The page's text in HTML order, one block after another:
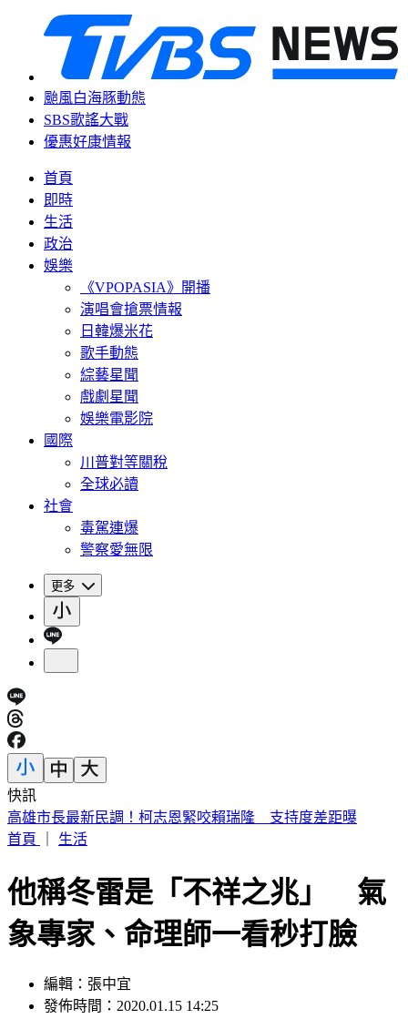
颱風白海豚動態
SBS歌謠大戰
優惠好康情報
首頁
即時
生活
政治
娛樂
《VPOPASIA》開播
演唱會搶票情報
日韓爆米花
歌手動態
綜藝星聞
戲劇星聞
娛樂電影院
國際
川普對等關稅
全球必讀
社會
毒駕連爆
警察愛無限
更多
快訊
伊朗最高領袖爆重傷、繼位後未曾露面！ 官媒：總統上月見
過他
他稱冬雷是「不祥之兆」 氣
象專家、命理師一看秒打臉
編輯：張中宜